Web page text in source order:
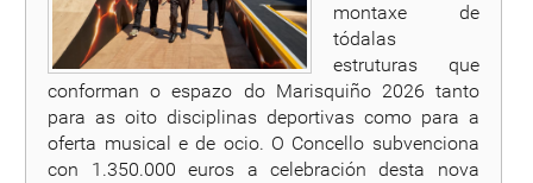
montaxe de
tódalas
estruturas que
conforman o espazo do Marisquiño 2026 tanto
para as oito disciplinas deportivas como para a
oferta musical e de ocio. O Concello subvenciona
con 1.350.000 euros a celebración desta nova